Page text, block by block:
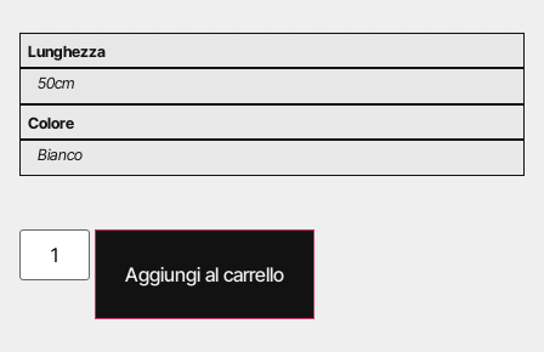
Lunghezza
50cm
Colore
Bianco
Aggiungi al carrello